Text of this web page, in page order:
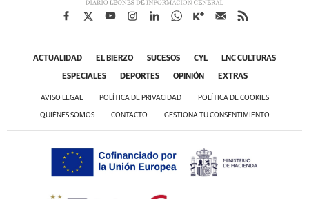
ACTUALIDAD EL BIERZO SUCESOS CYL LNC CULTURAS
ESPECIALES DEPORTES OPINIÓN EXTRAS
AVISO LEGAL POLÍTICA DE PRIVACIDAD POLÍTICA DE COOKIES
QUIÉNES SOMOS CONTACTO GESTIONA TU CONSENTIMIENTO